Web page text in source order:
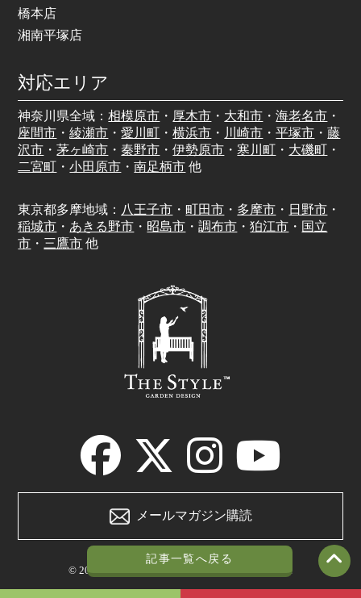
記事一覧へ戻る
橋本店
湘南平塚店
対応エリア
神奈川県全域：相模原市 ・ 厚木市 ・ 大和市 ・海老名市 ・
座間市 ・綾瀬市 ・愛川町 ・横浜市 ・ 川崎市 ・平塚市 ・藤
沢市 ・茅ヶ崎市 ・ 秦野市 ・伊勢原市 ・ 寒川町 ・ 大磯町 ・
二宮町 ・小田原市 ・南足柄市 他
東京都多摩地域： 八王子市 ・町田市 ・ 多摩市 ・ 日野市 ・
稲城市 ・ あきる野市 ・ 昭島市 ・調布市 ・狛江市 ・ 国立
市 ・ 三鷹市 他
メールマガジン購読
© 2021 The style garden design.All rights reserved.